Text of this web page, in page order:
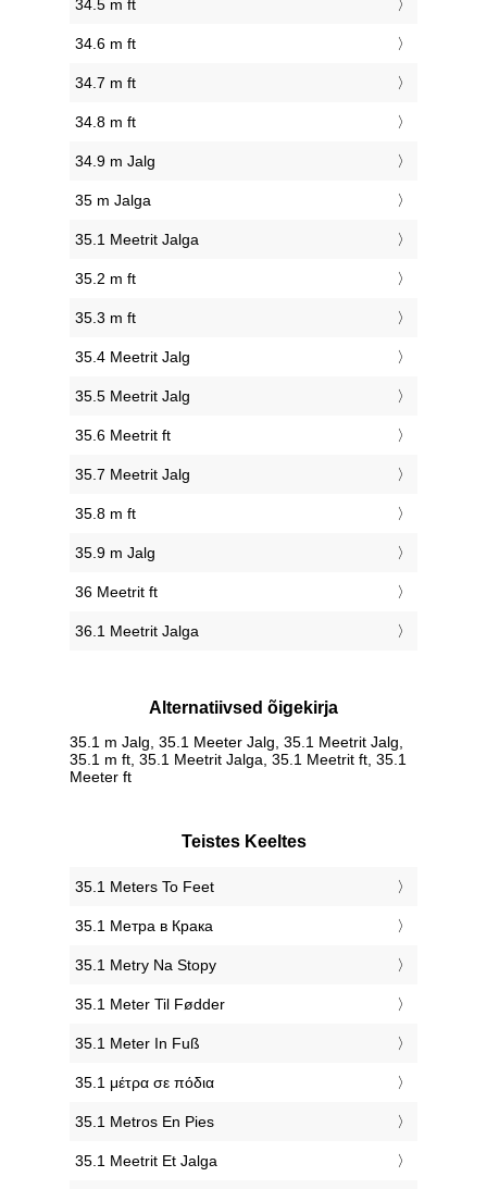
34.5 m ft
34.6 m ft
34.7 m ft
34.8 m ft
34.9 m Jalg
35 m Jalga
35.1 Meetrit Jalga
35.2 m ft
35.3 m ft
35.4 Meetrit Jalg
35.5 Meetrit Jalg
35.6 Meetrit ft
35.7 Meetrit Jalg
35.8 m ft
35.9 m Jalg
36 Meetrit ft
36.1 Meetrit Jalga
Alternatiivsed õigekirja
35.1 m Jalg, 35.1 Meeter Jalg, 35.1 Meetrit Jalg,
35.1 m ft, 35.1 Meetrit Jalga, 35.1 Meetrit ft, 35.1
Meeter ft
Teistes Keeltes
‎35.1 Meters To Feet
‎35.1 Метра в Крака
‎35.1 Metry Na Stopy
‎35.1 Meter Til Fødder
‎35.1 Meter In Fuß
‎35.1 μέτρα σε πόδια
‎35.1 Metros En Pies
‎35.1 Meetrit Et Jalga